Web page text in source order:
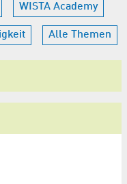
WISTA Academy
Alle Themen